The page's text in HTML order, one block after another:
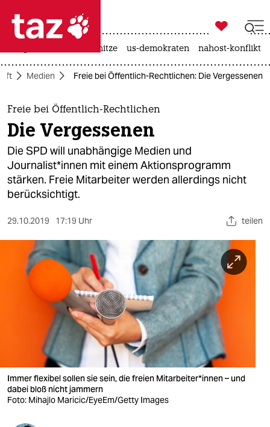
 taz zahl ich
taz zahl ich
themen
politik
öko
gesellschaft
kultur
sport
berlin
wahrheit
verlag
verlag
veranstaltungen
shop

taz zahl ich
hitze us-demokraten nahost-konflikt
Medien Freie bei Öffentlich-Rechtlichen: Die Vergessenen
Freie bei Öffentlich-Rechtlichen
Die Vergessenen
Die SPD will unabhängige Medien und
Journalist*innen mit einem Aktionsprogramm
stärken. Freie Mitarbeiter werden allerdings nicht
berücksichtigt.
29.10.2019 17:19 Uhr teilen
Immer flexibel sollen sie sein, die freien Mitarbeiter*innen – und
dabei bloß nicht jammern
Foto: Mihajlo Maricic/EyeEm/Getty Images